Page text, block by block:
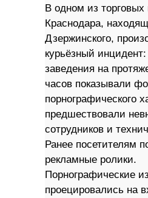
В одном из торговых
Краснодара,
Дзержинского,
курьёзный
заведения на
часов показывали
порнографического
предшествовали
сотрудников и
Ранее посетителям
рекламные ролики.
Порнографические
проецировались на